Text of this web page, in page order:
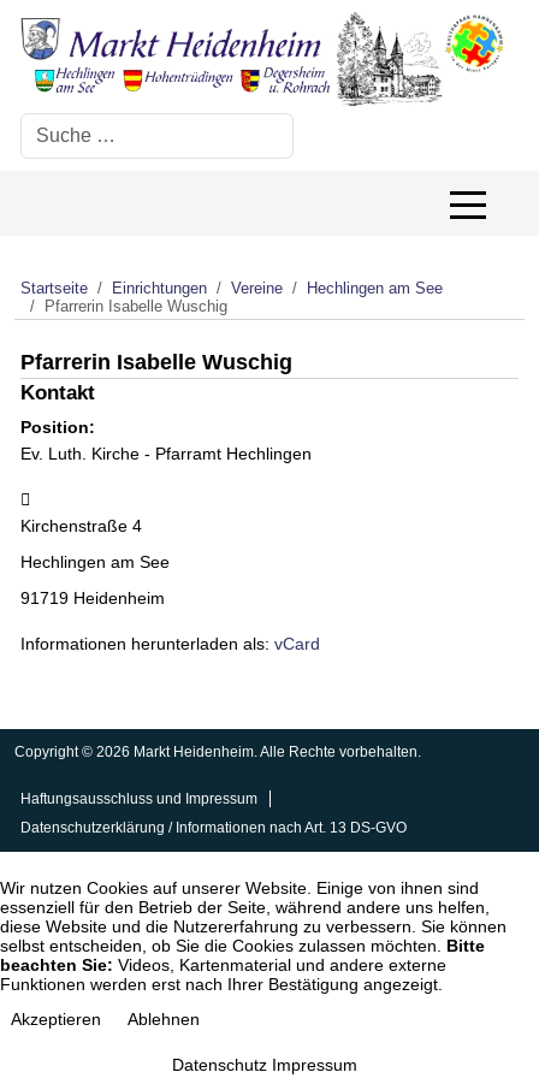
Suchen
Off-
Startseite Einrichtungen Vereine
Hechlingen am See
Pfarrerin Isabelle Wuschig
Pfarrerin Isabelle Wuschig
Kontakt
Position:
Ev. Luth. Kirche - Pfarramt Hechlingen
Kirchenstraße 4
Hechlingen am See
91719 Heidenheim
Informationen herunterladen als: vCard
Copyright © 2026 Markt Heidenheim. Alle Rechte vorbehalten.
Haftungsausschluss und Impressum
Datenschutzerklärung / Informationen nach Art. 13 DS-GVO
Wir nutzen Cookies auf unserer Website. Einige von ihnen sind
essenziell für den Betrieb der Seite, während andere uns helfen,
diese Website und die Nutzererfahrung zu verbessern. Sie können
selbst entscheiden, ob Sie die Cookies zulassen möchten. Bitte
beachten Sie: Videos, Kartenmaterial und andere externe
Funktionen werden erst nach Ihrer Bestätigung angezeigt.
Akzeptieren
Ablehnen
Datenschutz Impressum